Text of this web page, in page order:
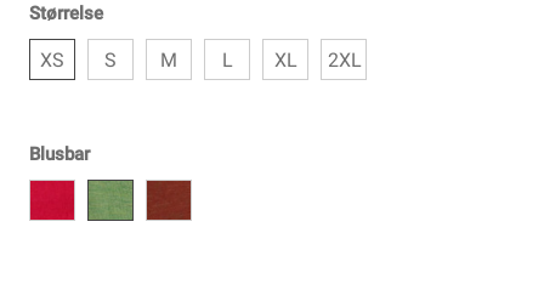
Størrelse
XS S M L XL 2XL
Blusbar